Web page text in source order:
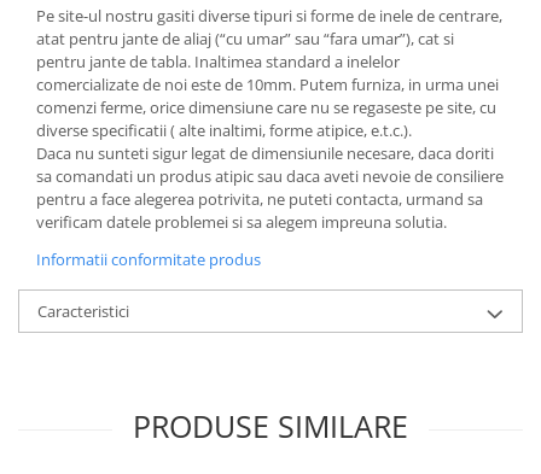
Pe site-ul nostru gasiti diverse tipuri si forme de inele de centrare,
atat pentru jante de aliaj (“cu umar” sau “fara umar”), cat si
pentru jante de tabla. Inaltimea standard a inelelor
comercializate de noi este de 10mm. Putem furniza, in urma unei
comenzi ferme, orice dimensiune care nu se regaseste pe site, cu
diverse specificatii ( alte inaltimi, forme atipice, e.t.c.).
Daca nu sunteti sigur legat de dimensiunile necesare, daca doriti
sa comandati un produs atipic sau daca aveti nevoie de consiliere
pentru a face alegerea potrivita, ne puteti contacta, urmand sa
verificam datele problemei si sa alegem impreuna solutia.
Informatii conformitate produs
Caracteristici
PRODUSE SIMILARE